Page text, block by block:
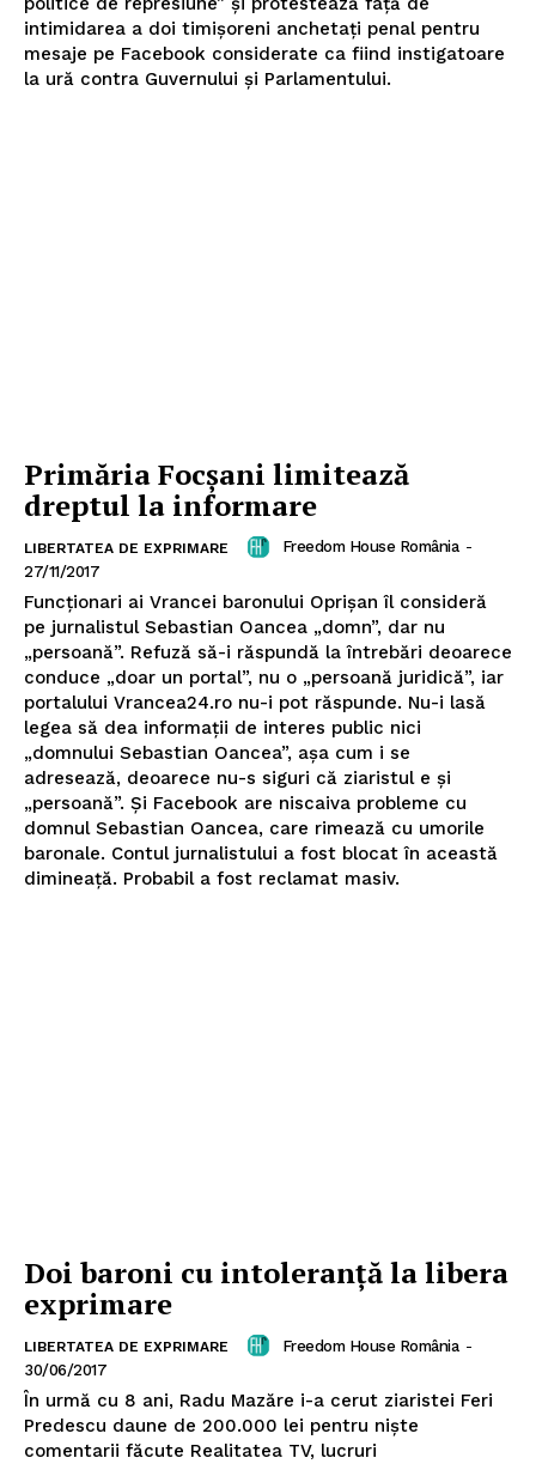
intimidarea a doi timișoreni anchetați penal pentru
mesaje pe Facebook considerate ca fiind instigatoare
la ură contra Guvernului și Parlamentului.
Primăria Focșani limitează
dreptul la informare
LIBERTATEA DE EXPRIMARE Freedom House România -
27/11/2017
Funcționari ai Vrancei baronului Oprișan îl consideră
pe jurnalistul Sebastian Oancea „domn”, dar nu
„persoană”. Refuză să-i răspundă la întrebări deoarece
conduce „doar un portal”, nu o „persoană juridică”, iar
portalului Vrancea24.ro nu-i pot răspunde. Nu-i lasă
legea să dea informații de interes public nici
„domnului Sebastian Oancea”, așa cum i se
adresează, deoarece nu-s siguri că ziaristul e și
„persoană”. Și Facebook are niscaiva probleme cu
domnul Sebastian Oancea, care rimează cu umorile
baronale. Contul jurnalistului a fost blocat în această
dimineață. Probabil a fost reclamat masiv.
Doi baroni cu intoleranță la libera
exprimare
LIBERTATEA DE EXPRIMARE Freedom House România -
30/06/2017
În urmă cu 8 ani, Radu Mazăre i-a cerut ziaristei Feri
Predescu daune de 200.000 lei pentru niște
comentarii făcute Realitatea TV, lucruri